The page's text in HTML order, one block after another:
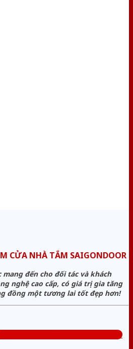
CỬA NHÀ TẮM SAIGONDOOR
mang đến cho đối tác và khách
nghệ cao cấp, có giá trị gia tăng
đồng một tương lai tốt đẹp hơn!
đài tư vấn miễn phí: 0824.400.400